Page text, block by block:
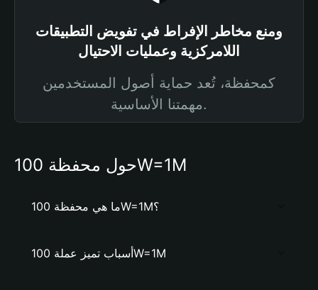
ومنع مخاطر الإفراط في تفويض التطبيقات
اللامركزية وعمليات الاحتيال
كمحفظة، تُعد حماية أصول المستخدمين
مهمتنا الأساسية.
حول محفظة 100W=1M
ما هي محفظة 100W=1M؟
أسباب تميز عملة 100W=1M